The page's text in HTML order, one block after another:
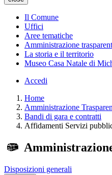
Il Comune
Uffici
Aree tematiche
Amministrazione
La storia e il territorio
Museo Casa Natale di
Accedi
Home
Amministrazione
Bandi di gara e contratti
Affidamenti Servizi
Disposizioni generali